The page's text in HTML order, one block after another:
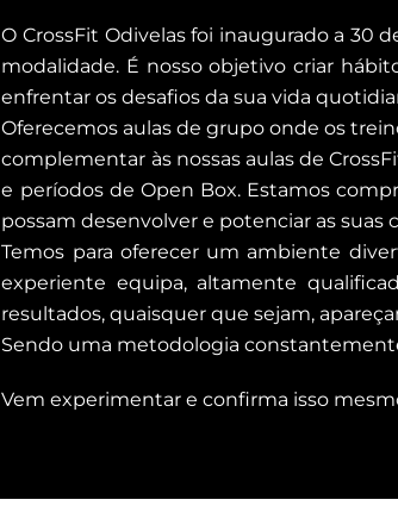
O CrossFit Odivelas foi inaugurado a 30
modalidade. É nosso objetivo criar
enfrentar os desafios da sua vida
Oferecemos aulas de grupo onde os
complementar às nossas aulas de
e períodos de Open Box. Estamos
possam desenvolver e potenciar as suas
Temos para oferecer um ambiente
experiente equipa, altamente
resultados, quaisquer que sejam,
Sendo uma metodologia
Vem experimentar e confirma isso